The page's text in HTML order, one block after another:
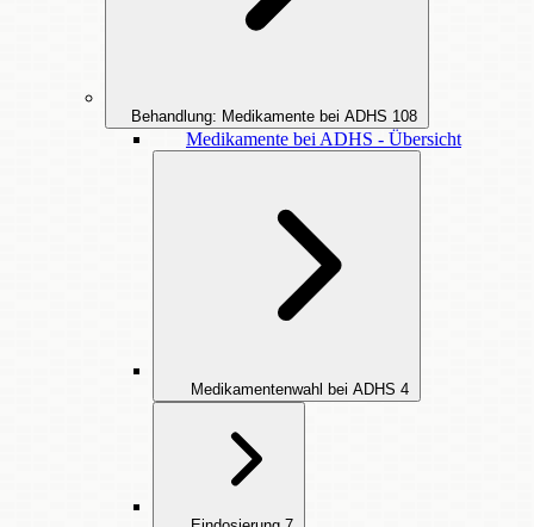
Behandlung: Medikamente bei ADHS 108
Medikamente bei ADHS - Übersicht
Medikamentenwahl bei ADHS 4